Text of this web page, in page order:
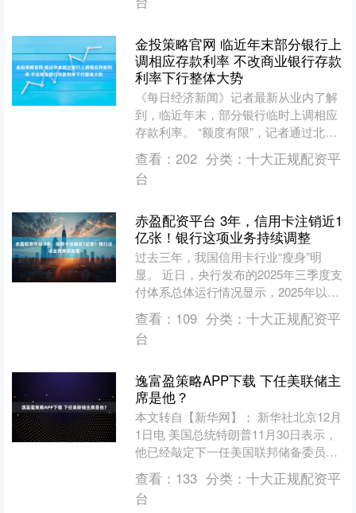
金投策略官网 临近年末部分银行上
调相应存款利率 不改商业银行存款
利率下行整体大势
《每日经济新闻》记者最新从业内了解
到，临近年末，部分银行临时上调相应
存款利率。 “额度有限”，记者通过北京
地区某城商行人士了解到，临近年末，
该行开展活动，3年期....
查看： 202 分类： 十大正规配资平
台
赤盈配资平台 3年，信用卡注销近1
亿张！银行这项业务持续调整
过去三年，我国信用卡行业“瘦身”明
显。 近日，央行发布的2025年三季度支
付体系总体运行情况显示，2025年以来
信用卡（信用卡和借贷合一卡）数量为
7.07亿张。....
查看： 109 分类： 十大正规配资平
台
逸富盈策略APP下载 下任美联储主
席是他？
本文转自【新华网】； 新华社北京12月
1日电 美国总统特朗普11月30日表示，
他已经敲定下一任美国联邦储备委员会
主席人选，但未透露是谁。多家外媒报
道认为，无论候....
查看： 133 分类： 十大正规配资平
台